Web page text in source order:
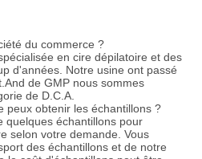
du commerce ?
en cire dépilatoire et des
d'années. Notre usine ont passé
de GMP nous sommes
de D.C.A.
peux obtenir les échantillons ?
échantillons pour
selon votre demande. Vous
des échantillons et de notre